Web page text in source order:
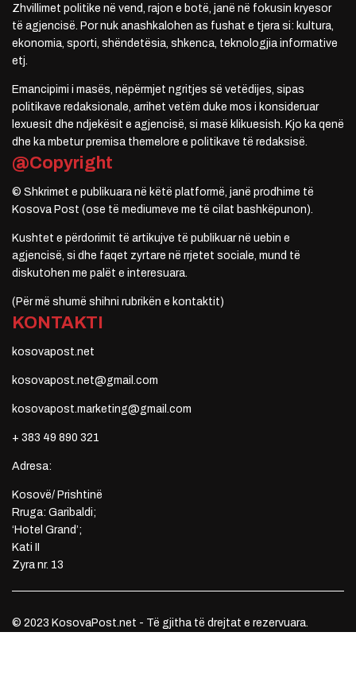
Zhvillimet politike në vend, rajon e botë, janë në fokusin kryesor
të agjencisë. Por nuk anashkalohen as fushat e tjera si: kultura,
ekonomia, sporti, shëndetësia, shkenca, teknologjia informative
etj.
Emancipimi i masës, nëpërmjet ngritjes së vetëdijes, sipas
politikave redaksionale, arrihet vetëm duke mos i konsideruar
lexuesit dhe ndjekësit e agjencisë, si masë klikuesish. Kjo ka qenë
dhe ka mbetur premisa themelore e politikave të redaksisë.
@Copyright
© Shkrimet e publikuara në këtë platformë, janë prodhime të
Kosova Post (ose të mediumeve me të cilat bashkëpunon).
Kushtet e përdorimit të artikujve të publikuar në uebin e
agjencisë, si dhe faqet zyrtare në rrjetet sociale, mund të
diskutohen me palët e interesuara.
(Për më shumë shihni rubrikën e kontaktit)
KONTAKTI
kosovapost.net
kosovapost.net@gmail.com
kosovapost.marketing@gmail.com
+ 383 49 890 321
Adresa:
Kosovë/ Prishtinë
Rruga: Garibaldi;
‘Hotel Grand’;
Kati II
Zyra nr. 13
© 2023 KosovaPost.net - Të gjitha të drejtat e rezervuara.